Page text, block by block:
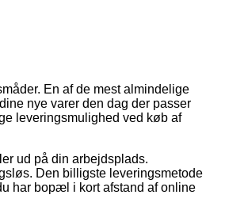
En af de mest almindelige
nye varer den dag der passer
leveringsmulighed ved køb af
ud på din arbejdsplads.
Den billigste leveringsmetode
har bopæl i kort afstand af online